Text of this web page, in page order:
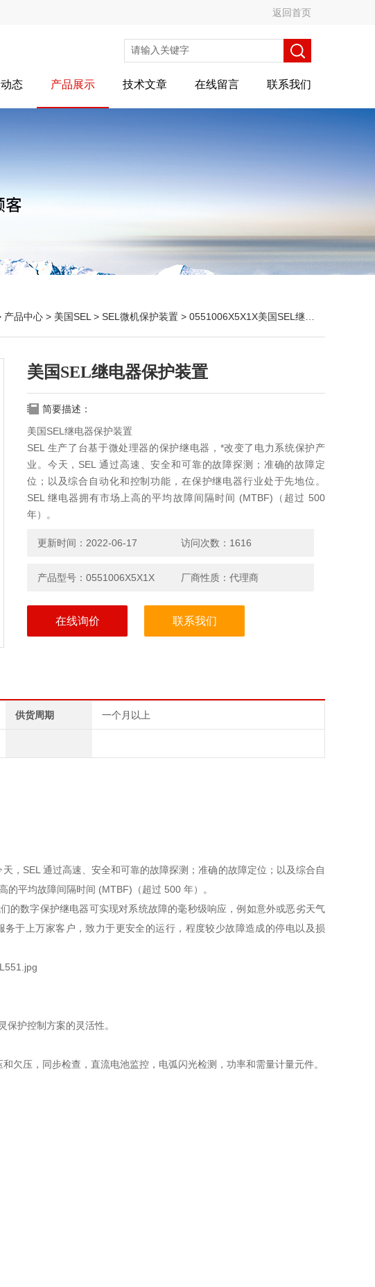
返回首页
态 产品展示 技术文章 在线留言 联系我们
产品中心 > 美国SEL > SEL微机保护装置 > 0551006X5X1X美国SEL继电器保护装置
美国SEL继电器保护装置
简要描述：
美国SEL继电器保护装置
SEL 生产了台基于微处理器的保护继电器，*改变了电力系统保护产
业。今天，SEL 通过高速、安全和可靠的故障探测；准确的故障定
位；以及综合自动化和控制功能，在保护继电器行业处于先地位。
SEL 继电器拥有市场上高的平均故障间隔时间 (MTBF)（超过 500
年）。
更新时间：2022-06-17 访问次数：1616
产品型号：0551006X5X1X 厂商性质：代理商
在线询价 联系我们
供货周期 一个月以上
，SEL 通过高速、安全和可靠的故障探测；准确的故障定位；以及综合自
平均故障间隔时间 (MTBF)（超过 500 年）。
的数字保护继电器可实现对系统故障的毫秒级响应，例如意外或恶劣天气
于上万家客户，致力于更安全的运行，程度较少故障造成的停电以及损
护控制方案的灵活性。
欠压，同步检查，直流电池监控，电弧闪光检测，功率和需量计量元件。